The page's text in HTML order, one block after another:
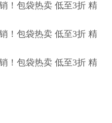
！包袋热卖 低至3折 精
！包袋热卖 低至3折 精
！包袋热卖 低至3折 精